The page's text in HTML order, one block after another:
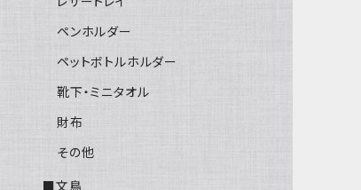
ペンホルダー
ペットボトルホルダー
靴下・ミニタオル
財布
その他
■文鳥